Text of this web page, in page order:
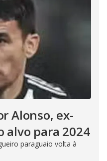
Alonso, ex-
alvo para 2024
paraguaio volta à